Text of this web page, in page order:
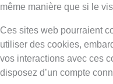
même manière que si le
Ces sites web pourraient
utiliser des cookies,
vos interactions avec ces
disposez d’un compte